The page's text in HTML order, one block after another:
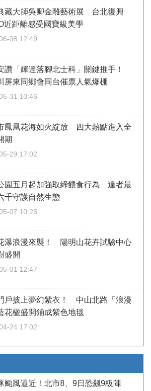
藏大師吳卿金雕藝術展 台北復興
近距離感受國寶級美學
08 12:49
讚「輝達落腳北士科」關鍵推手！
屏東同鄉會同台催票人氣爆棚
31 10:46
鳳凰花海如火綻放 四大熱點進入全
期
29 17:02
園五月起加強取締餵食行為 違者最
千守護自然生態
07 10:25
瀑浪漫來襲！ 陽明山花卉試驗中心
盛開
01 12:47
戶披上夢幻紫衣！ 中山北路「浪漫
花楹盛開鋪成紫色地毯
24 17:02
颱風逼近！北市8、9日恐飆9級陣